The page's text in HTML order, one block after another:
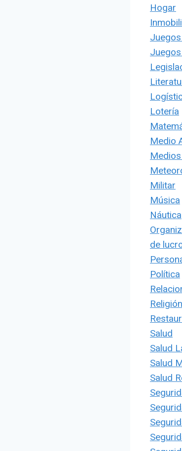
Hogar
Lotería
Medio
Militar
Música
Náutica
de
Política
Religión
Salud
Salud
Salud
Salud